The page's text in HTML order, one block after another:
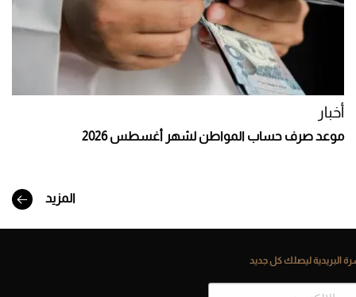
أخبار
موعد صرف حساب المواطن لشهر أغسطس 2026
المزيد
البريدية ليصلك كل جديد